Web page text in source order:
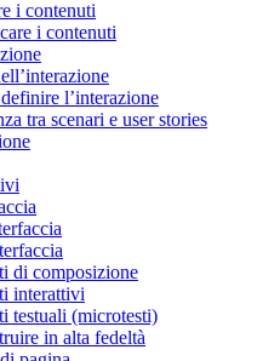
i contenuti
i contenuti
l’interazione
tra scenari e user stories
di composizione
interattivi
testuali (microtesti)
in alta fedeltà